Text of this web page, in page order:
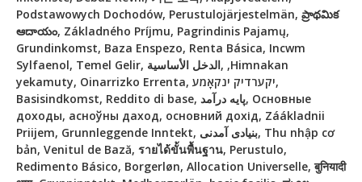
Podstawowych Dochodów, Perustulojärjestelmän, ప్రాథమిక
ఆదాయం, Základného Príjmu, Pagrindinis Pajamų,
Grundinkomst, Baza Enspezo, Renta Básica, Incwm
Sylfaenol, Temel Gelir, الدخل الأساسية, ,Himnakan
yekamuty, Oinarrizko Errenta, יקערדיק ינקאָמע,
Basisindkomst, Reddito di base, پایه درآمد, Основные
доходы, асноўны даход, основний дохід, Záákladnii
Priijem, Grunnleggende Inntekt, بنیادی آمدنی, Thu nhập cơ
bản, Venitul de Bază, รายได้ขั้นพื้นฐาน, Perustulo,
Redimento Básico, Borgerløn, Allocation Universelle, बुनियादी